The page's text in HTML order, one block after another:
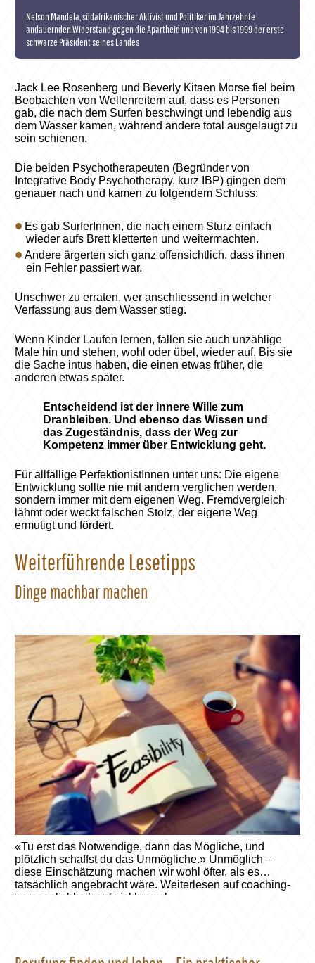
Nelson Mandela, südafrikanischer Aktivist und Politiker im Jahrzehnte
andauernden Widerstand gegen die Apartheid und von 1994 bis 1999 der erste
schwarze Präsident seines Landes
Jack Lee Rosenberg und Beverly Kitaen Morse fiel beim
Beobachten von Wellenreitern auf, dass es Personen
gab, die nach dem Surfen beschwingt und lebendig aus
dem Wasser kamen, während andere total ausgelaugt zu
sein schienen.
Die beiden Psychotherapeuten (Begründer von
Integrative Body Psychotherapy, kurz IBP) gingen dem
genauer nach und kamen zu folgendem Schluss:
Es gab SurferInnen, die nach einem Sturz einfach
wieder aufs Brett kletterten und weitermachten.
Andere ärgerten sich ganz offensichtlich, dass ihnen
ein Fehler passiert war.
Unschwer zu erraten, wer anschliessend in welcher
Verfassung aus dem Wasser stieg.
Wenn Kinder Laufen lernen, fallen sie auch unzählige
Male hin und stehen, wohl oder übel, wieder auf. Bis sie
die Sache intus haben, die einen etwas früher, die
anderen etwas später.
Entscheidend ist der innere Wille zum
Dranbleiben. Und ebenso das Wissen und
das Zugeständnis, dass der Weg zur
Kompetenz immer über Entwicklung geht.
Für allfällige PerfektionistInnen unter uns: Die eigene
Entwicklung sollte nie mit andern verglichen werden,
sondern immer mit dem eigenen Weg. Fremdvergleich
lähmt oder weckt falschen Stolz, der eigene Weg
ermutigt und fördert.
Weiterführende Lesetipps
Dinge machbar machen
«Tu erst das Notwendige, dann das Mögliche, und
plötzlich schaffst du das Unmögliche.» Unmöglich –
diese Einschätzung machen wir wohl öfter, als es
tatsächlich angebracht wäre. Weiterlesen auf coaching-
persoenlichkeitsentwicklung.ch.